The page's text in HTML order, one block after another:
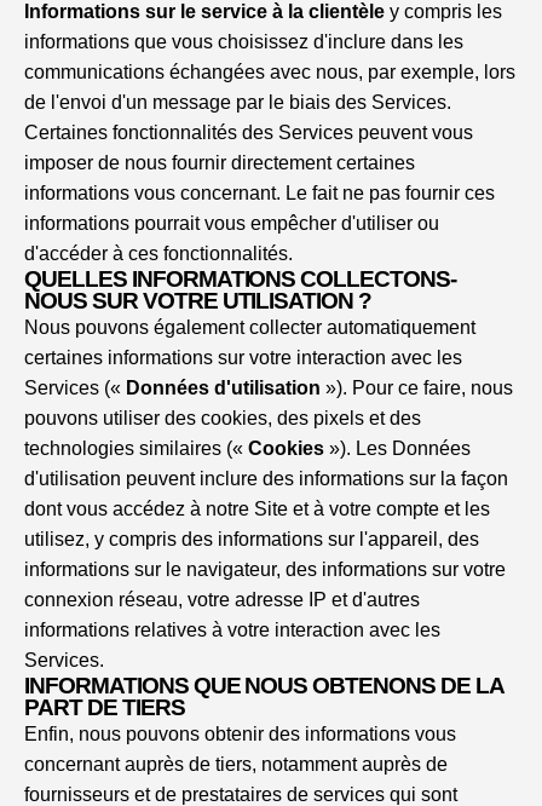
Informations sur le service à la clientèle y compris les
informations que vous choisissez d'inclure dans les
communications échangées avec nous, par exemple, lors
de l'envoi d'un message par le biais des Services.
Certaines fonctionnalités des Services peuvent vous
imposer de nous fournir directement certaines
informations vous concernant. Le fait ne pas fournir ces
informations pourrait vous empêcher d'utiliser ou
d'accéder à ces fonctionnalités.
QUELLES INFORMATIONS COLLECTONS-
NOUS SUR VOTRE UTILISATION ?
Nous pouvons également collecter automatiquement
certaines informations sur votre interaction avec les
Services (« Données d'utilisation »). Pour ce faire, nous
pouvons utiliser des cookies, des pixels et des
technologies similaires (« Cookies »). Les Données
d'utilisation peuvent inclure des informations sur la façon
dont vous accédez à notre Site et à votre compte et les
utilisez, y compris des informations sur l'appareil, des
informations sur le navigateur, des informations sur votre
connexion réseau, votre adresse IP et d'autres
informations relatives à votre interaction avec les
Services.
INFORMATIONS QUE NOUS OBTENONS DE LA
PART DE TIERS
Enfin, nous pouvons obtenir des informations vous
concernant auprès de tiers, notamment auprès de
fournisseurs et de prestataires de services qui sont